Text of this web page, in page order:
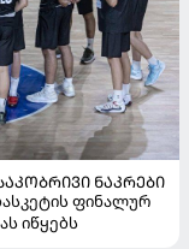
ᲜᲐᲙᲠᲔᲑᲘ
ფინალურ
იწყებს